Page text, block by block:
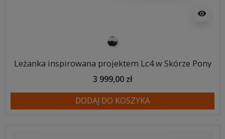
visibility
pony
Leżanka inspirowana projektem Lc4 w Skórze Pony
3 999,00 zł
DODAJ DO KOSZYKA